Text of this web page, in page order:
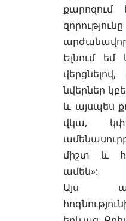
Ելնում
նվերներ
և այսպես
վկա,
միշտ և
ամեն»:
Այս